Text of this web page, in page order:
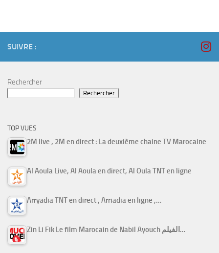
SUIVRE :
Rechercher
Rechercher
TOP VUES
2M live , 2M en direct : La deuxième chaine TV Marocaine
Al Aoula Live, Al Aoula en direct, Al Oula TNT en ligne
Arryadia TNT en direct , Arriadia en ligne ,…
Zin Li Fik Le film Marocain de Nabil Ayouch الفيلم…